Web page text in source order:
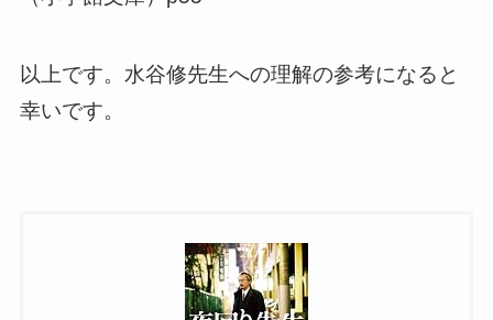
以上です。水谷修先生への理解の参考になると
幸いです。